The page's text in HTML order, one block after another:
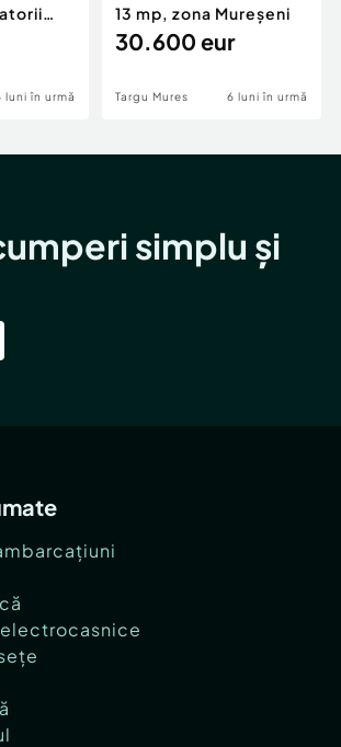
luni în urmă
13 mp, zona Mureșeni
30.600 eur
Targu Mures 6 luni în urmă
simplu și